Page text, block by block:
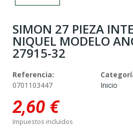
SIMON 27 PIEZA
NIQUEL MODELO
27915-32
Referencia:
0701103447
Inicio
2,60 €
Impuestos incluidos